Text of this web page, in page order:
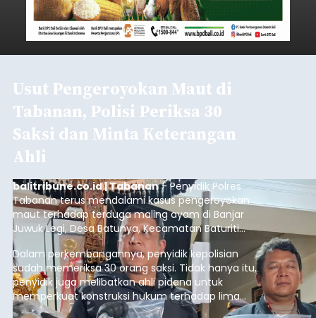
Usut Pengeroyokan Maut di
Tabanan, Polisi Periksa 30
Saksi dan Minta Keterangan
Ahli
balitribune.co.id | Tabanan- Penyidik Polres
Tabanan terus mendalami kasus pengeroyokan
maut terhadap terduga maling ayam di Banjar
Juwuk Legi, Desa Batunya, Kecamatan Baturiti
yang terjadi beberapa waktu lalu.
Dalam perkembangannya, penyidik kepolisian
sudah memeriksa 30 orang saksi. Tidak hanya itu,
penyidik juga melibatkan ahli pidana untuk
memperkuat konstruksi hukum terhadap lima
orang tersangka yang saat ini ditahan.